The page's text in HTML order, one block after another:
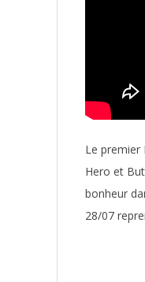
Le premier
Hero et
bonheur
28/07